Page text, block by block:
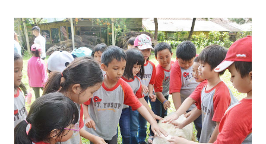
Kegiatan ini secara fisik, pikiran, dan emosional tidak terlalu
berat. Lebih dominan kepada unsur hiburan. Seperti misalnya
bersama-sama berkunjung ke wahana wisata tertentu, makan
bersama ditambah dengan hiburan musik, artis, ataupun
permainan yang menyenangkan, dan lain sebagainya. Aktivitas
yang dilakukan lebih tertuju pada aspek menyenangkan
sehingga tidak membutuhkan persiapan khusus. Dilingkup